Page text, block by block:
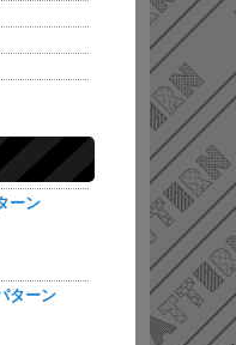
ーン
ターン